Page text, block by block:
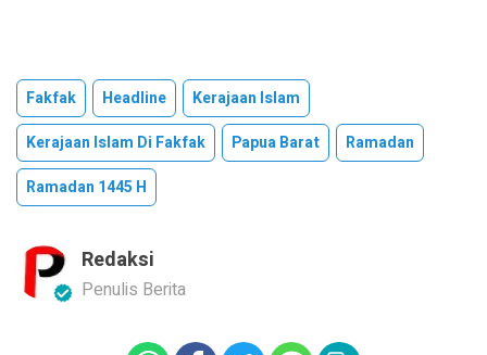
Fakfak Headline
Kerajaan Islam
Kerajaan Islam Di Fakfak
Papua Barat
Ramadan
Ramadan 1445 H
Redaksi
Penulis Berita